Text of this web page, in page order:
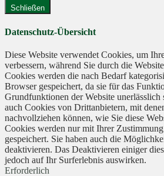
Schließen
Datenschutz-Übersicht
Diese Website verwendet Cookies, um
verbessern, während Sie durch die
Cookies werden die nach Bedarf
Browser gespeichert, da sie für das
Grundfunktionen der Website
auch Cookies von Drittanbietern, mit
nachvollziehen können, wie Sie diese
Cookies werden nur mit Ihrer
gespeichert. Sie haben auch die
deaktivieren. Das Deaktivieren einiger
jedoch auf Ihr Surferlebnis auswirken.
Erforderlich